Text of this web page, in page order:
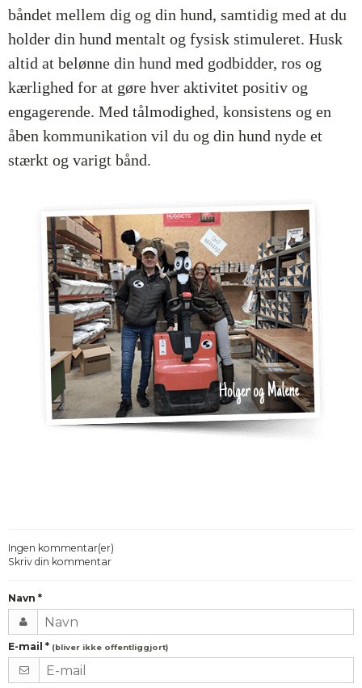
båndet mellem dig og din hund, samtidig med at du
holder din hund mentalt og fysisk stimuleret. Husk
altid at belønne din hund med godbidder, ros og
kærlighed for at gøre hver aktivitet positiv og
engagerende. Med tålmodighed, konsistens og en
åben kommunikation vil du og din hund nyde et
stærkt og varigt bånd.
Ingen kommentar(er)
Skriv din kommentar
Navn *
E-mail * (bliver ikke offentliggjort)